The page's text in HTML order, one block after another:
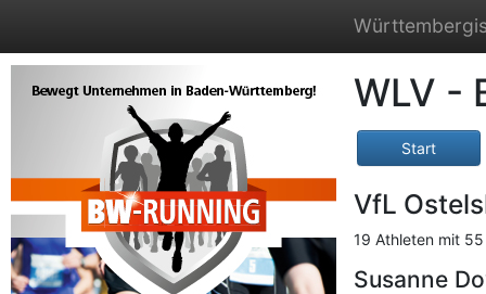
WLV -
Start
VfL
19 Athleten mit
Susanne